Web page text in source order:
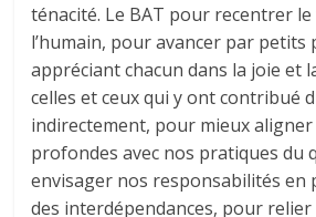
ténacité. Le BAT pour recentrer
l’humain, pour avancer par petits
appréciant chacun dans la joie et
celles et ceux qui y ont contribué
indirectement, pour mieux
profondes avec nos pratiques du
envisager nos responsabilités en
des interdépendances, pour